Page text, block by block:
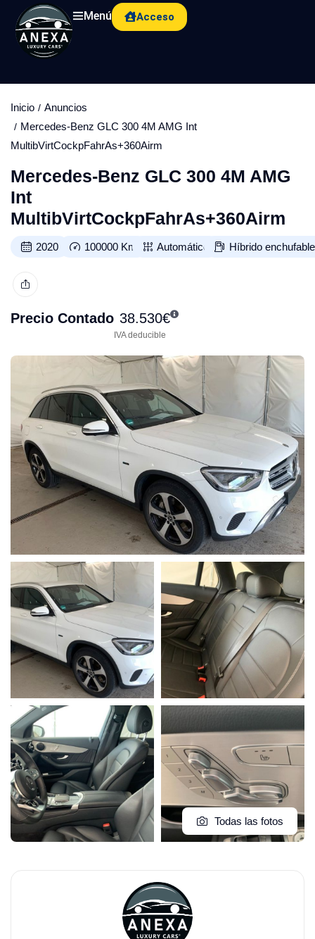
Menú Acceso
Inicio
Anuncios
Mercedes-Benz GLC 300 4M AMG Int
MultibVirtCockpFahrAs+360Airm
Mercedes-Benz GLC 300 4M AMG
Int
MultibVirtCockpFahrAs+360Airm
2020 100000 Km Automático Híbrido enchufable
Precio Contado 38.530€
IVA deducible
Todas las fotos